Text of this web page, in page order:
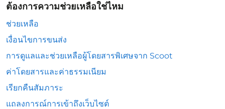
ต้องการความช่วยเหลือใช่ไหม
ช่วยเหลือ
เงื่อนไขการขนส่ง
การดูแลและช่วยเหลือผู้โดยสารพิเศษจาก Scoot
ค่าโดยสารและค่าธรรมเนียม
เรียกคืนสัมภาระ
แถลงการณ์การเข้าถึงเว็บไซต์